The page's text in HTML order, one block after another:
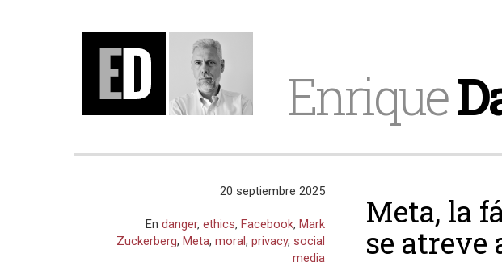
Enrique
Meta, la
se atreve
20 septiembre 2025
Endanger,ethics,Facebook,Mark
Zuckerberg,Meta,moral,privacy, social
media